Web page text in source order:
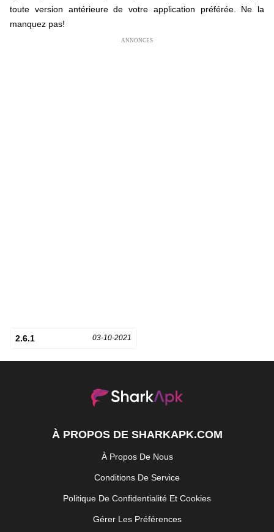
toute version antérieure de votre application préférée. Ne la
manquez pas!
ANNONCES
2.6.1 03-10-2021
À PROPOS DE SHARKAPK.COM
À Propos De Nous
Conditions De Service
Politique De Confidentialité Et Cookies
Gérer Les Préférences